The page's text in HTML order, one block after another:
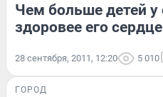
Чем больше детей у
здоровее его сердце
28 сентября, 2011, 12:20 5 010
ГОРОД